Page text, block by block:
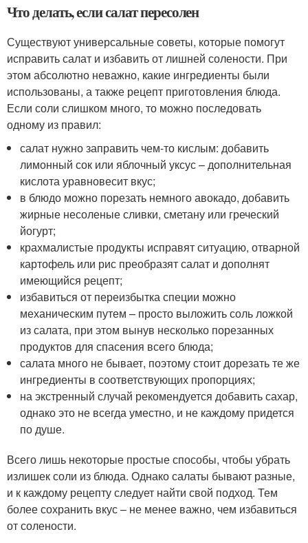
Что делать, если салат пересолен
Существуют универсальные советы, которые помогут
исправить салат и избавить от лишней солености. При
этом абсолютно неважно, какие ингредиенты были
использованы, а также рецепт приготовления блюда.
Если соли слишком много, то можно последовать
одному из правил:
салат нужно заправить чем-то кислым: добавить
лимонный сок или яблочный уксус – дополнительная
кислота уравновесит вкус;
в блюдо можно порезать немного авокадо, добавить
жирные несоленые сливки, сметану или греческий
йогурт;
крахмалистые продукты исправят ситуацию, отварной
картофель или рис преобразят салат и дополнят
имеющийся рецепт;
избавиться от переизбытка специи можно
механическим путем – просто выложить соль ложкой
из салата, при этом вынув несколько порезанных
продуктов для спасения всего блюда;
салата много не бывает, поэтому стоит дорезать те же
ингредиенты в соответствующих пропорциях;
на экстренный случай рекомендуется добавить сахар,
однако это не всегда уместно, и не каждому придется
по душе.
Всего лишь некоторые простые способы, чтобы убрать
излишек соли из блюда. Однако салаты бывают разные,
и к каждому рецепту следует найти свой подход. Тем
более сохранить вкус – не менее важно, чем избавиться
от солености.